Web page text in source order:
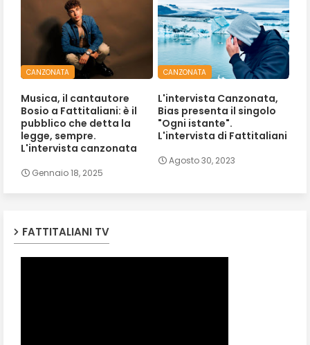
CANZONATA
Musica, il cantautore
Bosio a Fattitaliani: è il
pubblico che detta la
legge, sempre.
L'intervista canzonata
Gennaio 18, 2025
CANZONATA
L'intervista Canzonata,
Bias presenta il singolo
"Ogni istante".
L'intervista di Fattitaliani
Agosto 30, 2023
FATTITALIANI TV